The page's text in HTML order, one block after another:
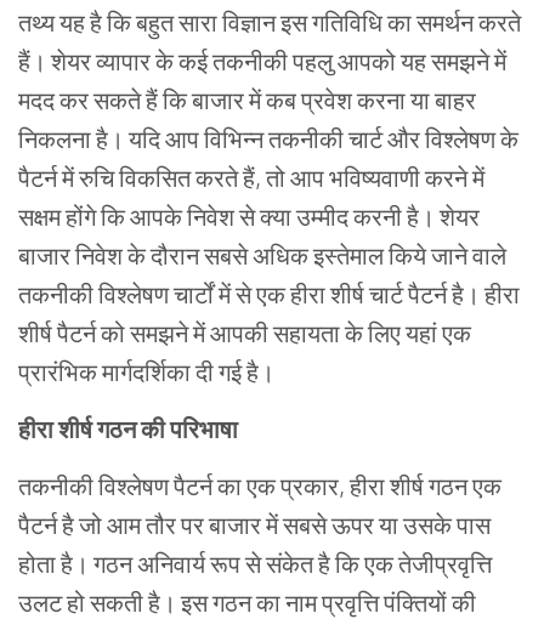
तथ्ययहहैकिबहुतसाराविज्ञान इसगतिविधिकासमर्थनकरते
हैं। शेयर व्यापारकेकईतकनीकीपहलु आपकोयहसमझनेमें
मददकरसकतेहैंकिबाजारमेंकब प्रवेशकरना याबाहर
निकलना है। यदिआपविभिन्नतकनीकीचार्टऔरविश्लेषणके
पैटर्नमेंरुचिविकसितकरतेहैं,तोआपभविष्यवाणीकरनेमें
सक्षमहोंगेकिआपकेनिवेशसेक्याउम्मीदकरनीहै। शेयर
बाजारनिवेशकेदौरानसबसेअधिकइस्तेमालकिये जाने वाले
तकनीकीविश्लेषणचार्टोंमेंसेएकहीराशीर्षचार्टपैटर्नहै। हीरा
शीर्षपैटर्नकोसमझनेमेंआपकीसहायताकेलिएयहांएक
प्रारंभिकमार्गदर्शिकादीगईहै।
हीराशीर्षगठनकीपरिभाषा
तकनीकीविश्लेषणपैटर्नकाएकप्रकार,हीराशीर्षगठनएक
पैटर्नहैजोआमतौरपरबाजारमेंसबसेऊपरयाउसकेपास
होताहै। गठनअनिवार्यरूपसेसंकेतहैकिएकतेजीप्रवृत्ति
उलटहोसकतीहै। इसगठनकानामप्रवृत्तिपंक्तियों की